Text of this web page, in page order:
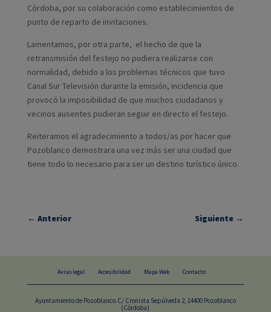
Córdoba, por su colaboración como establecimientos de
punto de reparto de invitaciones.
Lamentamos, por otra parte, el hecho de que la
retransmisión del festejo no pudiera realizarse con
normalidad, debido a los problemas técnicos que tuvo
Canal Sur Televisión durante la emisión, incidencia que
provocó la imposibilidad de que muchos ciudadanos y
vecinos ausentes pudieran seguir en directo el festejo.
Reiteramos el agradecimiento a todos/as por hacer que
Pozoblanco demostrara una vez más ser una ciudad que
tiene todo lo necesario para ser un destino turístico único.
← Anterior Siguiente →
Aviso legal Accesibilidad Mapa Web Contacto
Ayuntamiento de Pozoblanco.C/ Cronista Sepúlveda 2, 14400 Pozoblanco
(Córdoba)